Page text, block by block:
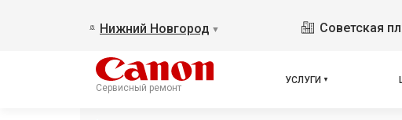
Нижний Новгород ▼ Советская
Сервисный ремонт
УСЛУГИ